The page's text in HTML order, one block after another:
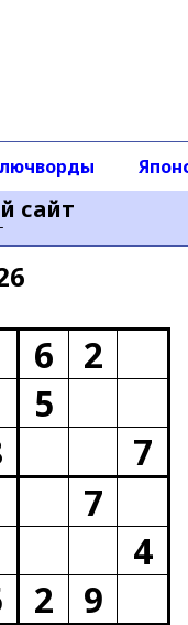
сайт
6
2
5
7
7
4
2
9